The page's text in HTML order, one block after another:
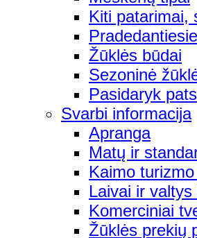
Kiti patarimai,
Žūklės būdai
Sezoninė
Pasidaryk pats
Svarbi informacija
Apranga
Matų ir
Kaimo
Laivai ir
Komerciniai
Žūklės prekių